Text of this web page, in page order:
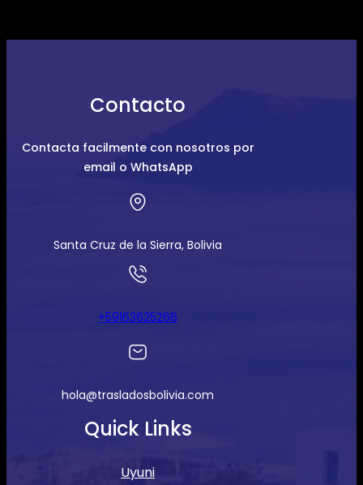
Contacto
Contacta facilmente con nosotros por
email o WhatsApp
Santa Cruz de la Sierra, Bolivia
+59163625266
hola@trasladosbolivia.com
Quick Links
Uyuni